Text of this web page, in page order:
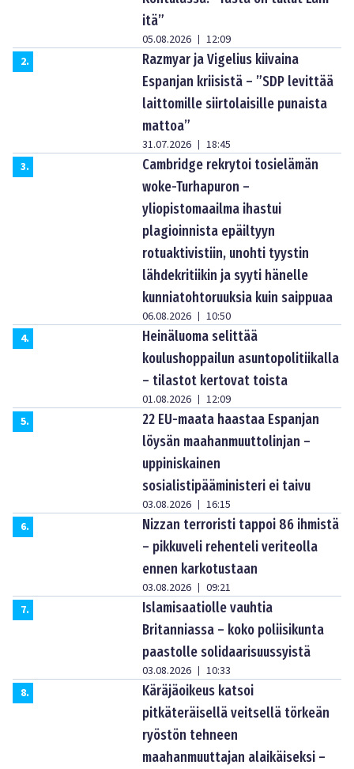
itä”
05.08.2026 | 12:09
2.
Razmyar ja Vigelius kiivaina
Espanjan kriisistä – ”SDP levittää
laittomille siirtolaisille punaista
mattoa”
31.07.2026 | 18:45
3.
Cambridge rekrytoi tosielämän
woke-Turhapuron –
yliopistomaailma ihastui
plagioinnista epäiltyyn
rotuaktivistiin, unohti tyystin
lähdekritiikin ja syyti hänelle
kunniatohtoruuksia kuin saippuaa
06.08.2026 | 10:50
4.
Heinäluoma selittää
koulushoppailun asuntopolitiikalla
– tilastot kertovat toista
01.08.2026 | 12:09
5.
22 EU-maata haastaa Espanjan
löysän maahanmuuttolinjan –
uppiniskainen
sosialistipääministeri ei taivu
03.08.2026 | 16:15
6.
Nizzan terroristi tappoi 86 ihmistä
– pikkuveli rehenteli veriteolla
ennen karkotustaan
03.08.2026 | 09:21
7.
Islamisaatiolle vauhtia
Britanniassa – koko poliisikunta
paastolle solidaarisuussyistä
03.08.2026 | 10:33
8.
Käräjäoikeus katsoi
pitkäteräisellä veitsellä törkeän
ryöstön tehneen
maahanmuuttajan alaikäiseksi –